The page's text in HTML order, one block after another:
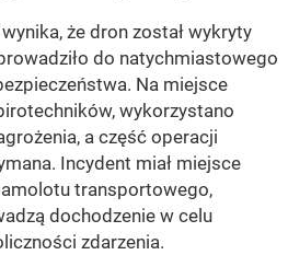
że dron został wykryty
do natychmiastowego
Na miejsce
wykorzystano
a część operacji
Incydent miał miejsce
transportowego,
dochodzenie w celu
zdarzenia.